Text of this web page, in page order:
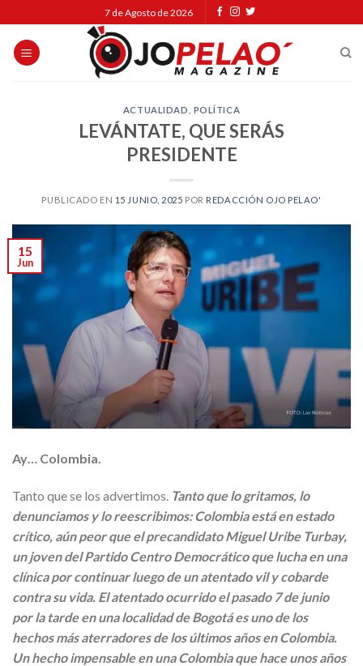
to
content
7 de Agosto de 2026
ACTUALIDAD POLÍTICA
LEVÁNTATE, QUE SERÁS
PRESIDENTE
PUBLICADO EN 15 JUNIO, 2025 POR REDACCIÓN OJO PELAO'
15
Jun
Ay… Colombia.
Tanto que se los advertimos. Tanto que lo gritamos, lo
denunciamos y lo reescribimos: Colombia está en estado
crítico, aún peor que el precandidato Miguel Uribe Turbay,
un joven del Partido Centro Democrático que lucha en una
clínica por continuar luego de un atentado vil y cobarde
contra su vida. El atentado ocurrido el pasado 7 de junio
por la tarde en una localidad de Bogotá es uno de los
hechos más aterradores de los últimos años en Colombia.
Un hecho impensable en una Colombia que hace unos años